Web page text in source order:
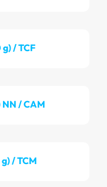
/ TCF
/ CAM
/ TCM